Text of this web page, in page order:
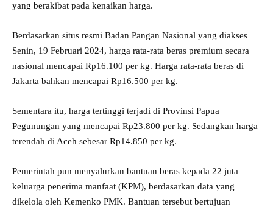
yang berakibat pada kenaikan harga.
Berdasarkan situs resmi Badan Pangan Nasional yang diakses
Senin, 19 Februari 2024, harga rata-rata beras premium secara
nasional mencapai Rp16.100 per kg. Harga rata-rata beras di
Jakarta bahkan mencapai Rp16.500 per kg.
Sementara itu, harga tertinggi terjadi di Provinsi Papua
Pegunungan yang mencapai Rp23.800 per kg. Sedangkan harga
terendah di Aceh sebesar Rp14.850 per kg.
Pemerintah pun menyalurkan bantuan beras kepada 22 juta
keluarga penerima manfaat (KPM), berdasarkan data yang
dikelola oleh Kemenko PMK. Bantuan tersebut bertujuan